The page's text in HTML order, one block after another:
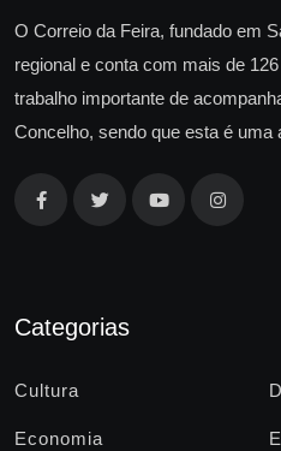
O Correio da Feira, fundado em
regional e conta com mais de
trabalho importante de
Concelho, sendo que esta é uma
Categorias
Cultura
Economia